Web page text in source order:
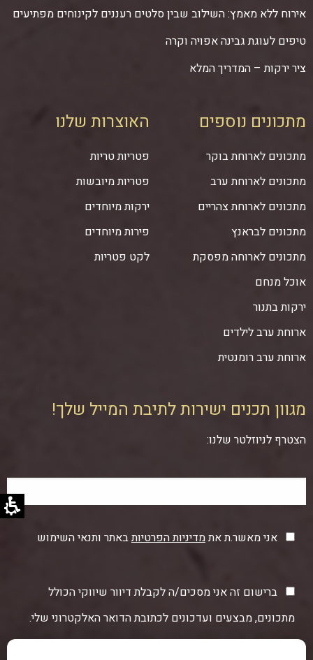
אירוח ללא מאמץ: השילוב שבין סלטים רעננים לקינוחים מפתיעים
טיפים לעוגת גבינה אפויה וקרה
ציר ירקות – המדריך המלא
מתכונים נוספים
מתכונים לארוחת בוקר
מתכונים לארוחת ערב
מתכונים לארוחת צהריים
מתכונים לבראנץ
מתכונים לארוחה מפסקת
אוכל מנחם
ירקות בתנור
ארוחת ערב לילדים
ארוחת ערב רומנטית
האוצרות שלנו
פטריות טריות
פטריות מיובשות
ירקות מיוחדים
פירות מיוחדים
לקט פטריות
מגוון תכנים ישירות לתיבת המייל שלך!
הצטרף לניוזלטר שלנו:
אני מאשר.ת אתמדיניות הפרטיותבאתר ותנאי השימוש
ברישום זה אני מסכים/ה לקבלת דיוור שיווקי הכולל
מתכונים, מבצעים ועדכונים לכתובת הדואר האלקטרוני שלי.